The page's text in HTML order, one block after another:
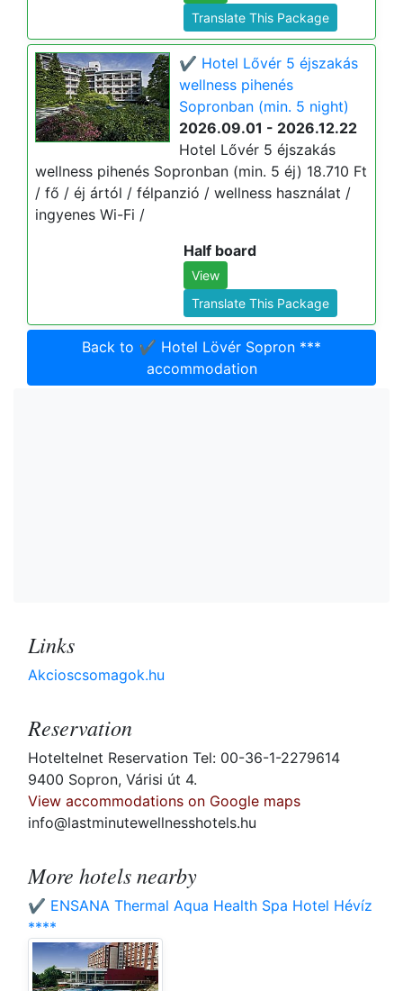
Translate This Package
✔️ Hotel Lővér 5 éjszakás
wellness pihenés
Sopronban (min. 5 night)
2026.09.01 - 2026.12.22
Hotel Lővér 5 éjszakás
wellness pihenés Sopronban (min. 5 éj) 18.710 Ft
/ fő / éj ártól / félpanzió / wellness használat /
ingyenes Wi-Fi /
Half board
View
Translate This Package
Back to ✔️ Hotel Lövér Sopron ***
accommodation
Links
Akcioscsomagok.hu
Reservation
Hoteltelnet Reservation Tel: 00-36-1-2279614
9400 Sopron, Várisi út 4.
View accommodations on Google maps
info@lastminutewellnesshotels.hu
More hotels nearby
✔️ ENSANA Thermal Aqua Health Spa Hotel Hévíz
****